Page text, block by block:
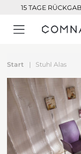
15 TAGE
Start Stuhl Alas